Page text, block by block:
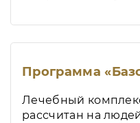
Программа
Лечебный
рассчитан на